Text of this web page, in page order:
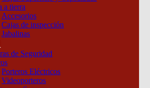
a tierra
Accesorios
Cajas de inspección
Jabalinas
de Seguridad
Porteros Eléctricos
Videoporteros
Nsx100B 25 Ka A 415 Vca Unidad